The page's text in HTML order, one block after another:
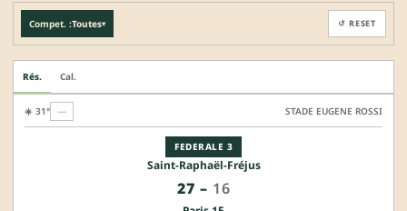
Compet. :Toutes▾ ↺ RESET
Rés. Cal.
FEDERALE 3
Saint-Raphaël-Fréjus
27 – 16
☀️ 31° — STADE EUGENE ROSSI